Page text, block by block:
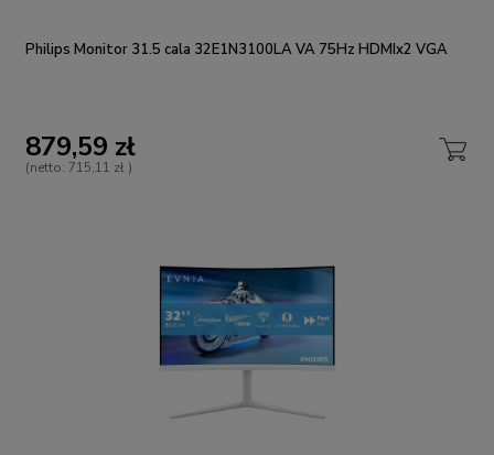
Philips Monitor 31.5 cala 32E1N3100LA VA 75Hz HDMIx2 VGA
879,59 zł
(netto: 715,11 zł )